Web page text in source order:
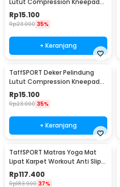
Lutut Compression Kneepad
Gym Fitness 1 PCS L - SS7
Rp15.100
Rp23.000 35%
+ Keranjang
TaffSPORT Deker Pelindung
Lutut Compression Kneepad
Gym Fitness 1 PCS XL - SS7
Rp15.100
Rp23.000 35%
+ Keranjang
TaffSPORT Matras Yoga Mat
Lipat Karpet Workout Anti Slip
TPE 183x61cm - PROlite 60
Rp117.400
Rp183.900 37%